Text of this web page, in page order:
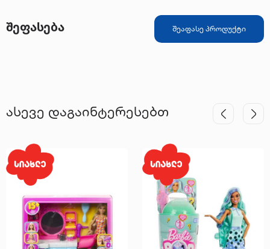
შეფასება შეაფასე პროდუქტი
ასევე დაგაინტერესებთ